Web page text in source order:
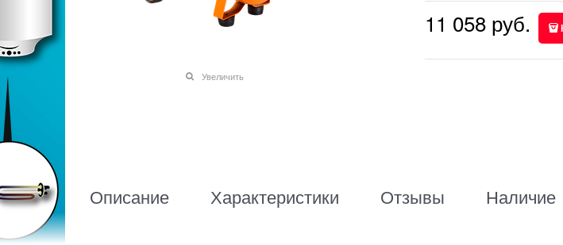
Увеличить
11 058 руб.
Описание Характеристики Отзывы Наличие